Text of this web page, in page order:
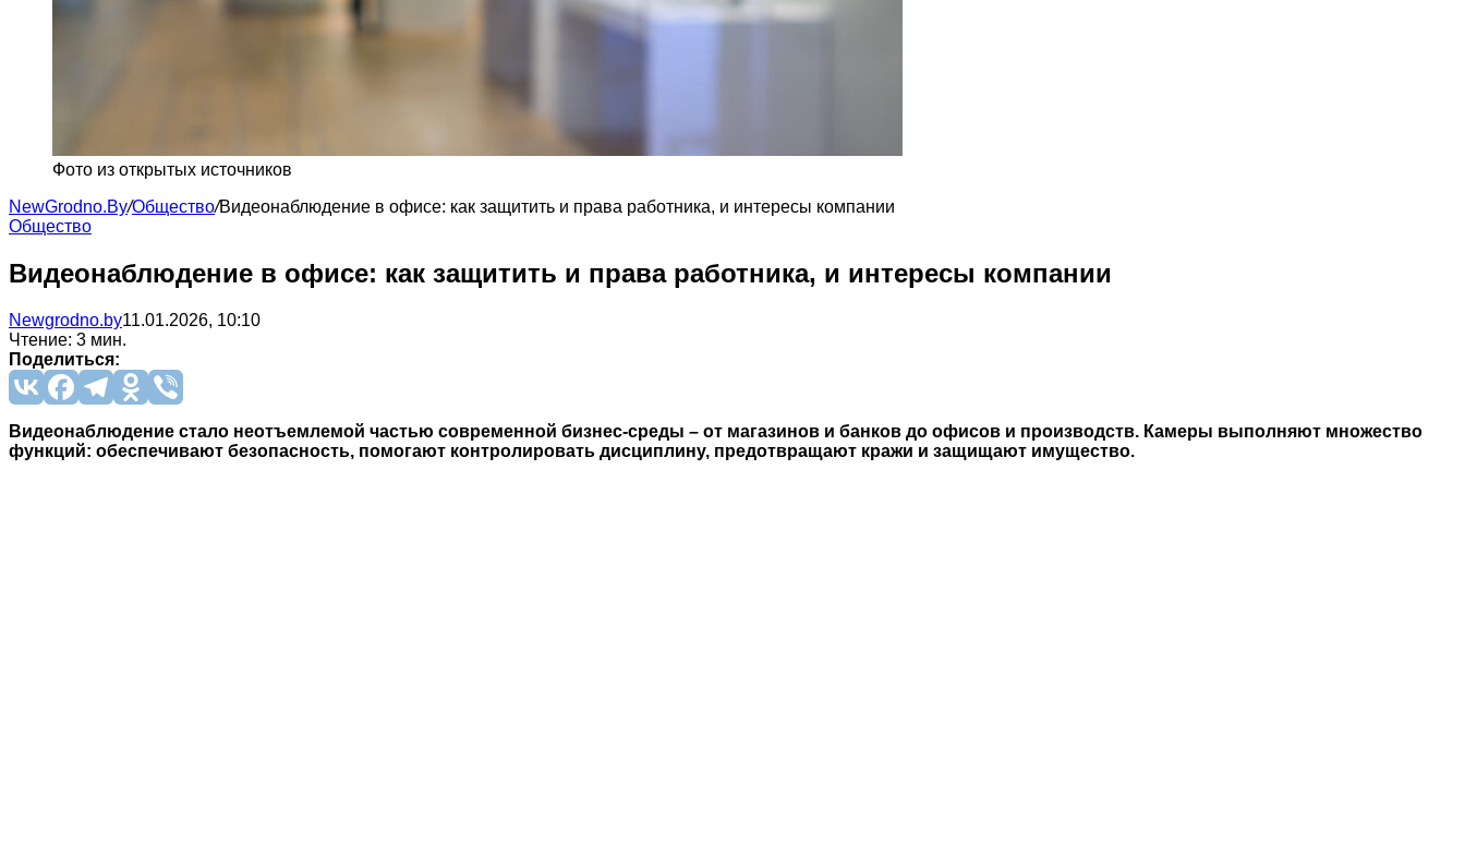
Фото из открытых источников
NewGrodno.By/Общество/Видеонаблюдение в офисе: как защитить и права работника, и интересы компании
Общество
Видеонаблюдение в офисе: как защитить и права работника, и интересы компании
Newgrodno.by11.01.2026, 10:10
Чтение: 3 мин.
Поделиться:
Видеонаблюдение стало неотъемлемой частью современной бизнес-среды – от магазинов и банков до офисов и производств. Камеры выполняют множество
функций: обеспечивают безопасность, помогают контролировать дисциплину, предотвращают кражи и защищают имущество.